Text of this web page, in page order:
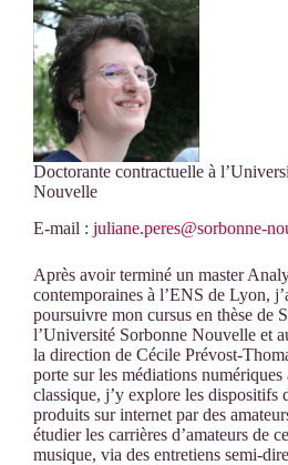
Doctorante contractuelle à
Nouvelle
E-mail : juliane.peres@sorbonne-
Après avoir terminé un master
contemporaines à l’ENS de Lyon,
poursuivre mon cursus en thèse de
l’Université Sorbonne Nouvelle et
la direction de Cécile Prévost-
porte sur les médiations numériques
classique, j’y explore les dispositifs
produits sur internet par des
étudier les carrières d’amateurs de
musique, via des entretiens semi-